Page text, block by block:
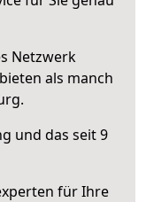
Netzwerk
als manch
und das seit 9
für Ihre